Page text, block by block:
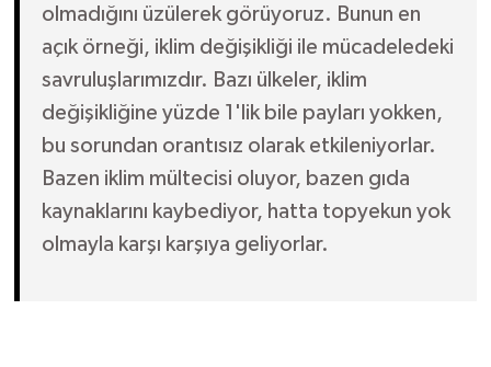
olmadığını üzülerek görüyoruz. Bunun en
açık örneği, iklim değişikliği ile mücadeledeki
savruluşlarımızdır. Bazı ülkeler, iklim
değişikliğine yüzde 1'lik bile payları yokken,
bu sorundan orantısız olarak etkileniyorlar.
Bazen iklim mültecisi oluyor, bazen gıda
kaynaklarını kaybediyor, hatta topyekun yok
olmayla karşı karşıya geliyorlar.